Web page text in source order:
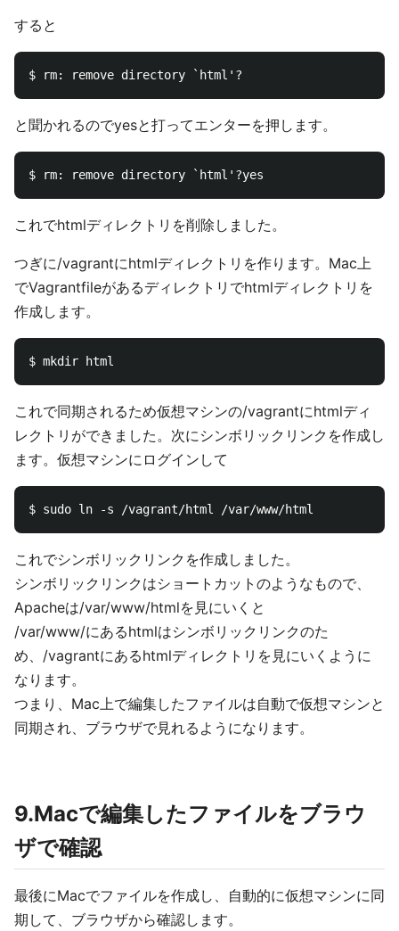
すると
と聞かれるのでyesと打ってエンターを押します。
これでhtmlディレクトリを削除しました。
つぎに/vagrantにhtmlディレクトリを作ります。Mac上
でVagrantfileがあるディレクトリでhtmlディレクトリを
作成します。
これで同期されるため仮想マシンの/vagrantにhtmlディ
レクトリができました。次にシンボリックリンクを作成し
ます。仮想マシンにログインして
これでシンボリックリンクを作成しました。
シンボリックリンクはショートカットのようなもので、
Apacheは/var/www/htmlを見にいくと
/var/www/にあるhtmlはシンボリックリンクのた
め、/vagrantにあるhtmlディレクトリを見にいくように
なります。
つまり、Mac上で編集したファイルは自動で仮想マシンと
同期され、ブラウザで見れるようになります。
9.Macで編集したファイルをブラウ
ザで確認
最後にMacでファイルを作成し、自動的に仮想マシンに同
期して、ブラウザから確認します。